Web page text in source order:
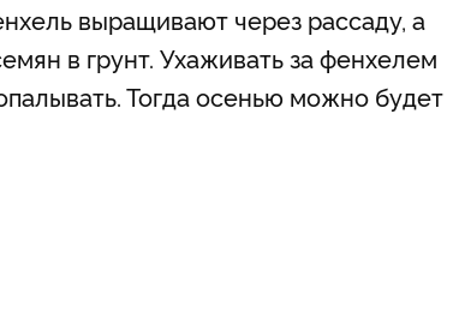
выращивают через рассаду, а
в грунт. Ухаживать за фенхелем
Тогда осенью можно будет